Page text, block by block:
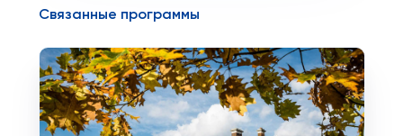
Связанные программы